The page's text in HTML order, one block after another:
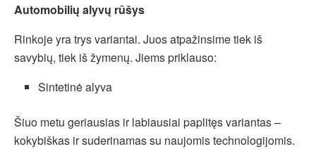
Automobilių alyvų rūšys
Rinkoje yra trys variantai. Juos atpažinsime tiek iš
savybių, tiek iš žymenų. Jiems priklauso:
Sintetinė alyva
Šiuo metu geriausias ir labiausiai paplitęs variantas –
kokybiškas ir suderinamas su naujomis technologijomis.